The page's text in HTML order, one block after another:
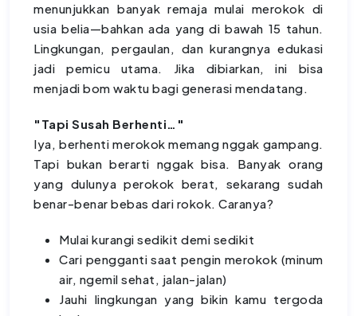
menunjukkan banyak remaja mulai merokok di
usia belia—bahkan ada yang di bawah 15 tahun.
Lingkungan, pergaulan, dan kurangnya edukasi
jadi pemicu utama. Jika dibiarkan, ini bisa
menjadi bom waktu bagi generasi mendatang.
"Tapi Susah Berhenti…"
Iya, berhenti merokok memang nggak gampang.
Tapi bukan berarti nggak bisa. Banyak orang
yang dulunya perokok berat, sekarang sudah
benar-benar bebas dari rokok. Caranya?
Mulai kurangi sedikit demi sedikit
Cari pengganti saat pengin merokok (minum
air, ngemil sehat, jalan-jalan)
Jauhi lingkungan yang bikin kamu tergoda